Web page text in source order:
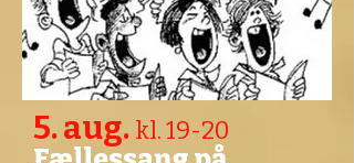
5. aug. kl. 19-20